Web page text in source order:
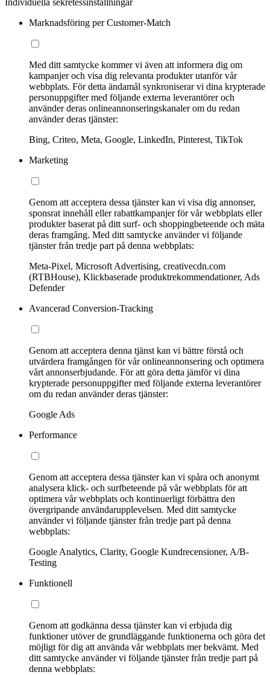
Individuella sekretessinställningar
Marknadsföring per Customer-Match
Med ditt samtycke kommer vi även att informera dig om
kampanjer och visa dig relevanta produkter utanför vår
webbplats. För detta ändamål synkroniserar vi dina krypterade
personuppgifter med följande externa leverantörer och
använder deras onlineannonseringskanaler om du redan
använder deras tjänster:
Bing, Criteo, Meta, Google, LinkedIn, Pinterest, TikTok
Marketing
Genom att acceptera dessa tjänster kan vi visa dig annonser,
sponsrat innehåll eller rabattkampanjer för vår webbplats eller
produkter baserat på ditt surf- och shoppingbeteende och mäta
deras framgång. Med ditt samtycke använder vi följande
tjänster från tredje part på denna webbplats:
Meta-Pixel, Microsoft Advertising, creativecdn.com
(RTBHouse), Klickbaserade produktrekommendationer, Ads
Defender
Avancerad Conversion-Tracking
Genom att acceptera denna tjänst kan vi bättre förstå och
utvärdera framgången för vår onlineannonsering och optimera
vårt annonserbjudande. För att göra detta jämför vi dina
krypterade personuppgifter med följande externa leverantörer
om du redan använder deras tjänster:
Google Ads
Performance
Genom att acceptera dessa tjänster kan vi spåra och anonymt
analysera klick- och surfbeteende på vår webbplats för att
optimera vår webbplats och kontinuerligt förbättra den
övergripande användarupplevelsen. Med ditt samtycke
använder vi följande tjänster från tredje part på denna
webbplats:
Google Analytics, Clarity, Google Kundrecensioner, A/B-
Testing
Funktionell
Genom att godkänna dessa tjänster kan vi erbjuda dig
funktioner utöver de grundläggande funktionerna och göra det
möjligt för dig att använda vår webbplats mer bekvämt. Med
ditt samtycke använder vi följande tjänster från tredje part på
denna webbplats: